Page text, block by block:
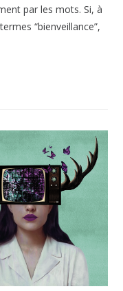
par les mots. Si, à
“bienveillance”,